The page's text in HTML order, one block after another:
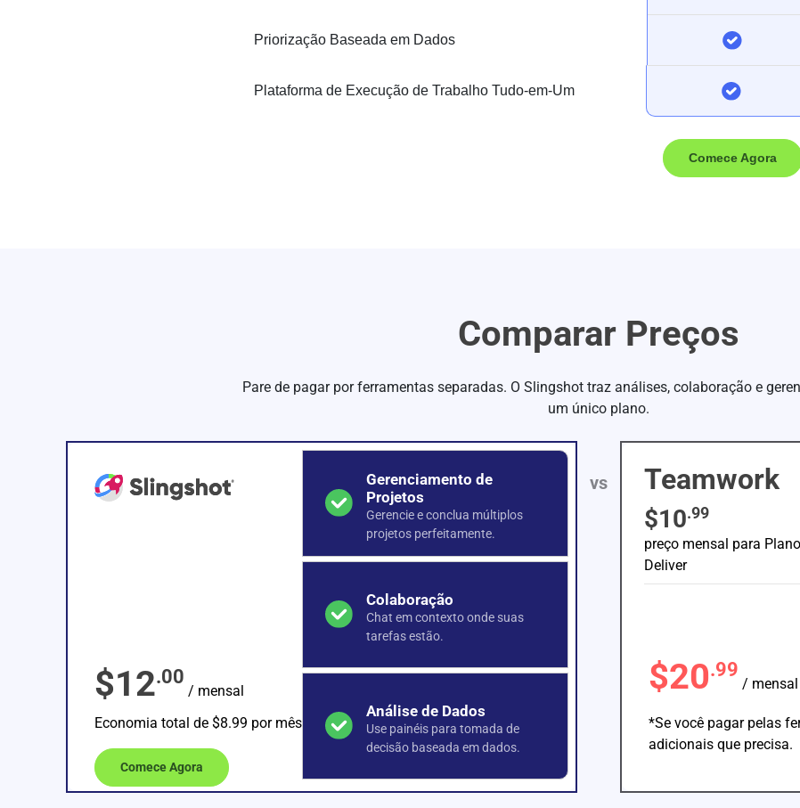
Priorização Baseada em Dados
Plataforma de Execução de Trabalho Tudo-em-Um
Comece Agora
Comparar Preços
Pare de pagar por ferramentas separadas. O Slingshot traz análises, colaboração e
um único plano.
$12.00
/ mensal
Economia total de $8.99 por mês
Comece Agora
Gerenciamento de
Projetos
Gerencie e conclua múltiplos
projetos perfeitamente.
Colaboração
Chat em contexto onde suas
tarefas estão.
Análise de Dados
Use painéis para tomada de
decisão baseada em dados.
vs Teamwork
$10.99
preço mensal para Plano
Deliver
$20.99
/ mensal
*Se você pagar pelas
adicionais que precisa.